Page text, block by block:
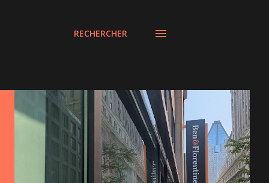
RECHERCHER